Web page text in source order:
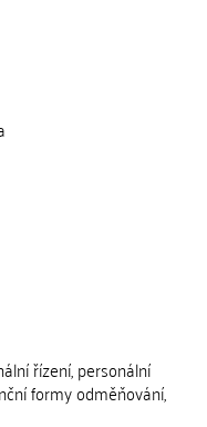
řízení, personální
formy odměňování,